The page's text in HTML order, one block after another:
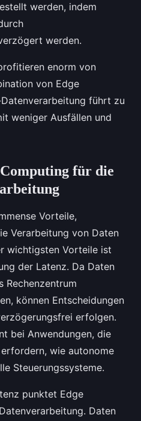
werden, indem
werden.
enorm von
von Edge
führt zu
weniger Ausfällen und
für die
Vorteile,
Verarbeitung von Daten
wichtigsten Vorteile ist
der Latenz. Da Daten
Rechenzentrum
können Entscheidungen
erfolgen.
bei Anwendungen, die
wie autonome
Steuerungssysteme.
punktet Edge
Daten